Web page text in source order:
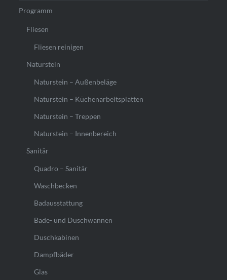
Programm
Fliesen
Fliesen reinigen
Naturstein
Naturstein – Außenbeläge
Naturstein – Küchenarbeitsplatten
Naturstein – Treppen
Naturstein – Innenbereich
Sanitär
Quadro – Sanitär
Waschbecken
Badausstattung
Bade- und Duschwannen
Duschkabinen
Dampfbäder
Glas